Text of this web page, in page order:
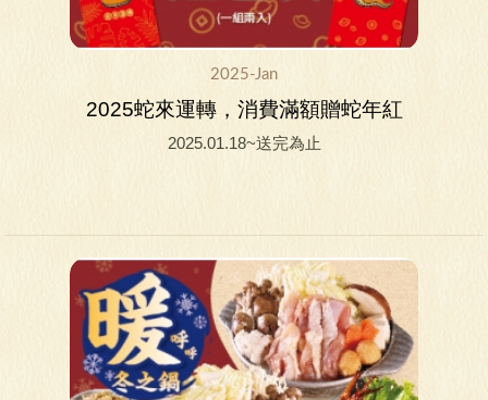
2025-Jan
2025蛇來運轉，消費滿額贈蛇年紅
包袋
2025.01.18~送完為止